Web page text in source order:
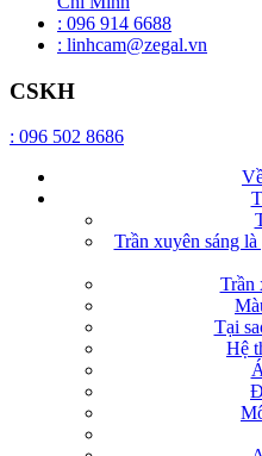
: 096 914 6688
: linhcam@zegal.vn
CSKH
: 096 502 8686
Trần xuyên sáng
Trần
Tại
Hệ